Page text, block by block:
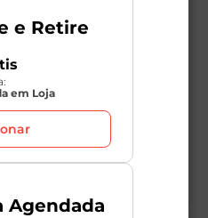
e Retire
em Loja
Agendada